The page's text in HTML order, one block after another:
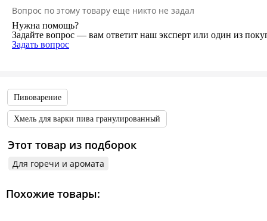
Вопрос по этому товару еще никто не задал
Нужна помощь?
Задайте вопрос — вам ответит наш эксперт или один из
Задать вопрос
Пивоварение
Хмель для варки пива гранулированный
Этот товар из подборок
Для горечи и аромата
Похожие товары: